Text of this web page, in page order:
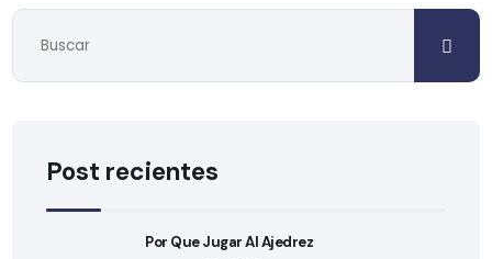
Post recientes
Por Que Jugar Al Ajedrez